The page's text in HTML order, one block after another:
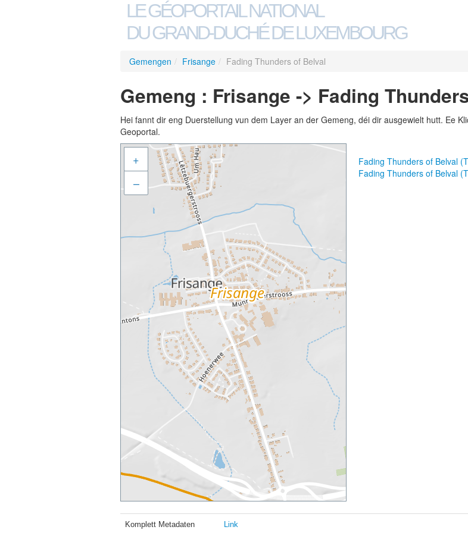
LE GÉOPORTAIL NATIONAL
DU GRAND-DUCHÉ DE LUXEMBOURG
Gemengen / Frisange / Fading Thunders of Belval
Gemeng : Frisange -> Fading
Hei fannt dir eng Duerstellung vun dem Layer an der Gemeng, déi dir ausgewielt hutt. Ee
Geoportal.
+
–
Fading Thunders of Belval
Fading Thunders of Belval
Komplett Metadaten Link